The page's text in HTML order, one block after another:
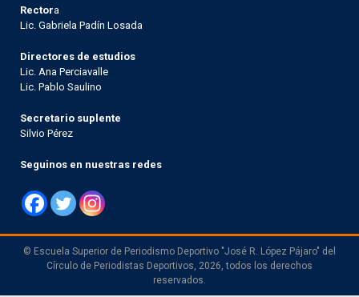
Rectora
Lic. Gabriela Padín Losada
Directores de estudios
Lic. Ana Perciavalle
Lic. Pablo Saulino
Secretario suplente
Silvio Pérez
Seguinos en nuestras redes
© Escuela Superior de Periodismo Deportivo "José R. López Pájaro" del
Círculo de Periodistas Deportivos, 2026, todos los derechos
reservados.